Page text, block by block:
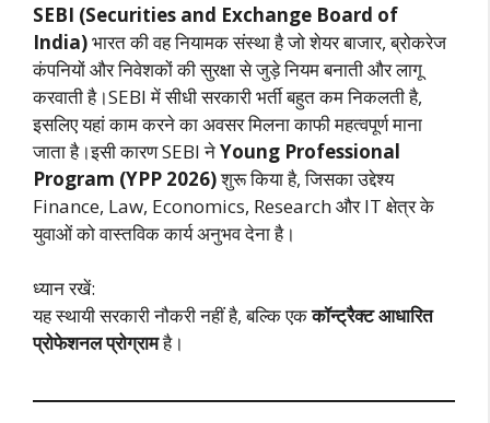
SEBI (Securities and Exchange Board of
India)भारत की वह नियामक संस्था है जो शेयर बाजार, ब्रोकरेज
कंपनियों और निवेशकों की सुरक्षा से जुड़े नियम बनाती और लागू
करवाती है।SEBI में सीधी सरकारी भर्ती बहुत कम निकलती है,
इसलिए यहां काम करने का अवसर मिलना काफी महत्वपूर्ण माना
जाता है।इसी कारण SEBI नेYoung Professional
Program (YPP 2026)शुरू किया है, जिसका उद्देश्य
Finance, Law, Economics, Research और IT क्षेत्र के
युवाओं को वास्तविक कार्य अनुभव देना है।
ध्यान रखें:
यह स्थायी सरकारी नौकरी नहीं है, बल्कि एककॉन्ट्रैक्ट आधारित
प्रोफेशनल प्रोग्रामहै।